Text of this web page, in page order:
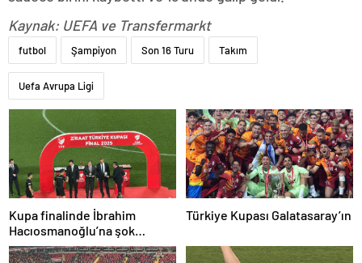
Kaynak: UEFA ve Transfermarkt
futbol Şampiyon Son 16 Turu Takım
Uefa Avrupa Ligi
Kupa finalinde İbrahim
Hacıosmanoğlu’na şok
protesto!
Türkiye Kupası Galatasaray’ın